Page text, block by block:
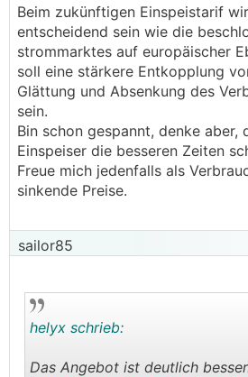
Beim zukünftigen Einspeistarif
entscheidend sein wie die
strommarktes auf europäischer
soll eine stärkere Entkopplung
Glättung und Absenkung des
sein.
Bin schon gespannt, denke aber,
Einspeiser die besseren Zeiten
Freue mich jedenfalls als
sinkende Preise.
sailor85
helyx schrieb:
Das Angebot ist deutlich